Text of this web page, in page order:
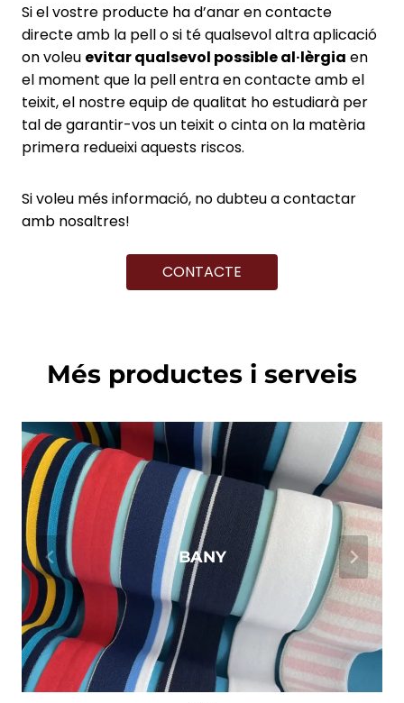
Si el vostre producte ha d’anar en contacte
directe amb la pell o si té qualsevol altra aplicació
on voleu evitar qualsevol possible al·lèrgia en
el moment que la pell entra en contacte amb el
teixit, el nostre equip de qualitat ho estudiarà per
tal de garantir-vos un teixit o cinta on la matèria
primera redueixi aquests riscos.
Si voleu més informació, no dubteu a contactar
amb nosaltres!
CONTACTE
Més productes i serveis
BANY